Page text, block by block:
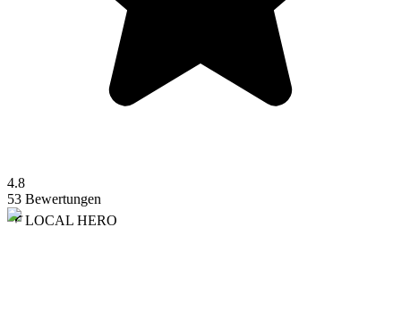
4.8
53 Bewertungen
LOCAL HERO